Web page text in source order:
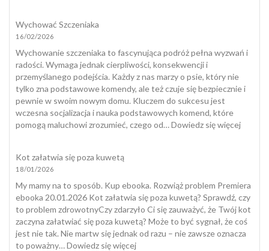
kleszcz
psa?
Wychować Szczeniaka
16/02/2026
Wychowanie szczeniaka to fascynująca podróż pełna wyzwań i
radości. Wymaga jednak cierpliwości, konsekwencji i
przemyślanego podejścia. Każdy z nas marzy o psie, który nie
tylko zna podstawowe komendy, ale też czuje się bezpiecznie i
pewnie w swoim nowym domu. Kluczem do sukcesu jest
wczesna socjalizacja i nauka podstawowych komend, które
pomogą maluchowi zrozumieć, czego od…Dowiedz się więcej:
Kot załatwia się poza kuwetą
18/01/2026
My mamy na to sposób. Kup ebooka. Rozwiąż problem Premiera
ebooka 20.01.2026 Kot załatwia się poza kuwetą? Sprawdź, czy
to problem zdrowotnyCzy zdarzyło Ci się zauważyć, że Twój kot
zaczyna załatwiać się poza kuwetą? Może to być sygnał, że coś
jest nie tak. Nie martw się jednak od razu – nie zawsze oznacza
to poważny…Dowiedz się więcej: